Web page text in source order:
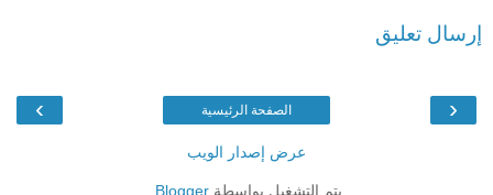
إرسال تعليق
‹
› الصفحة الرئيسية
عرض إصدار الويب
يتم التشغيل بواسطة Blogger